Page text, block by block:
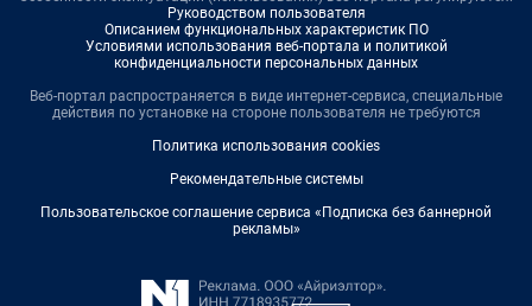
Руководством пользователя
Описанием функциональных характеристик ПО
Условиями использования веб-портала и политикой
конфиденциальности персональных данных
Веб-портал распространяется в виде интернет-сервиса, специальные
действия по установке на стороне пользователя не требуются
Политика использования cookies
Рекомендательные системы
Пользовательское соглашение сервиса «Подписка без баннерной
рекламы»